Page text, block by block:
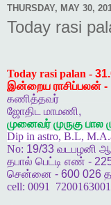
THURSDAY, MAY 30,
Today rasi
Today rasi palan -
இன்றைய ராசிப்பலன் -
கணித்தவர்
ஜோதிட
மாமணி,
முனைவர் முருகு பால
Dip in astro, B.L,
No: 19/33 வடபழனி
தபால் பெட்டி எண் -
சென்னை - 600 026
cell: 0091